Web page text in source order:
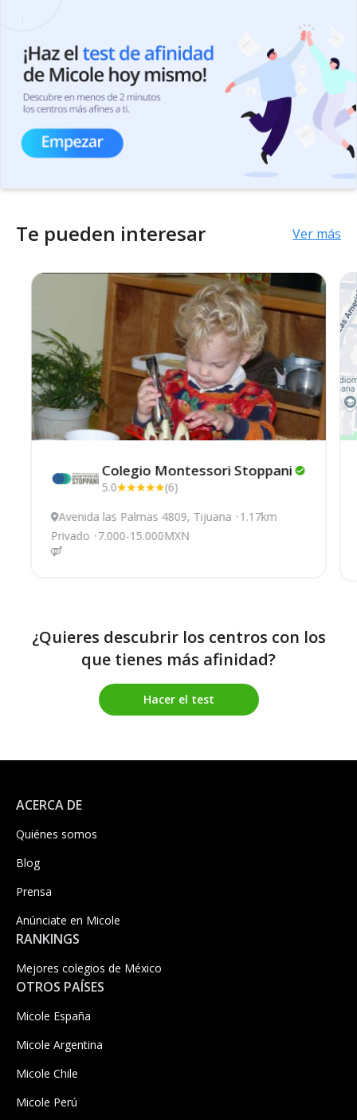
Te pueden interesar Ver más
Colegio Montessori Stoppani
5.0
(6)
Avenida las Palmas 4809, Tijuana
1.17km
Privado 7.000-15.000MXN
¿Quieres descubrir los centros con los
que tienes más afinidad?
Hacer el test
ACERCA DE
Quiénes somos
Blog
Prensa
Anúnciate en Micole
RANKINGS
Mejores colegios de México
OTROS PAÍSES
Micole España
Micole Argentina
Micole Chile
Micole Perú